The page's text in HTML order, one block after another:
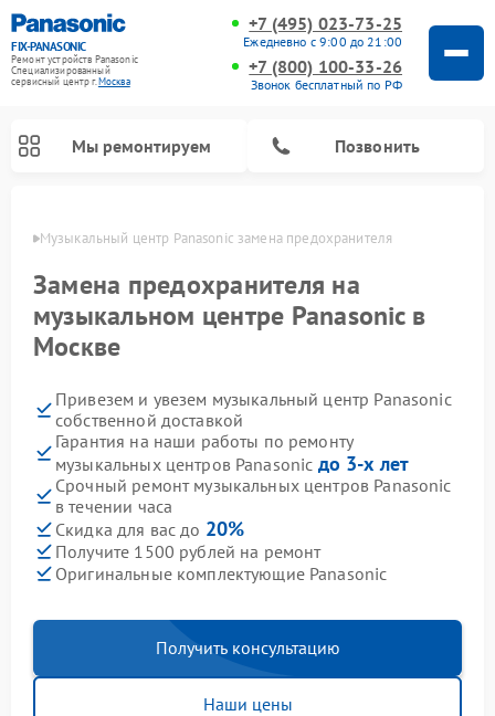
FIX-PANASONIC
Ремонт устройств Panasonic
Специализированный
cервисный центр г.Москва
+7 (495) 023-73-25
Ежедневно с 9:00 до 21:00
+7 (800) 100-33-26
Звонок бесплатный по РФ
Мы ремонтируем Позвонить
Музыкальный центр Panasonic замена предохранителя
Замена предохранителя на
музыкальном центре Panasonic в
Москве
Привезем и увезем музыкальный центр Panasonic
собственной доставкой
Гарантия на наши работы по ремонту
музыкальных центров Panasonic до 3-х лет
Срочный ремонт музыкальных центров Panasonic
в течении часа
Скидка для вас до 20%
Получите 1500 рублей на ремонт
Оригинальные комплектующие Panasonic
Получить консультацию
Наши цены